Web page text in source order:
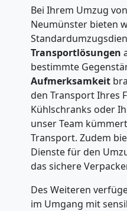
Bei Ihrem Umzug
Neumünster bieten
Transportlösungen
bestimmte
Aufmerksamkeit
den Transport Ihres
Kühlschranks oder
unser Team
Transport. Zudem
Dienste für den
das sichere
Des Weiteren
im Umgang mit